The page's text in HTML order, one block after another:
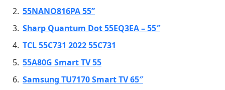
55NANO816PA 55”
Sharp Quantum Dot 55EQ3EA – 55″
TCL 55C731 2022 55C731
55A80G Smart TV 55
Samsung TU7170 Smart TV 65″